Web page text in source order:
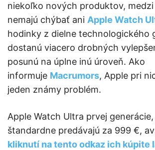
niekoľko nových produktov,
nemajú chýbať ani Apple Watch
hodinky z dielne technologického
dostanú viacero drobných
posunú na úplne inú úroveň. Ako
informuje Macrumors, Apple pri
jeden známy problém.
Apple Watch Ultra prvej
štandardne predávajú za 999 €,
kliknutí na tento odkaz ich kúpite